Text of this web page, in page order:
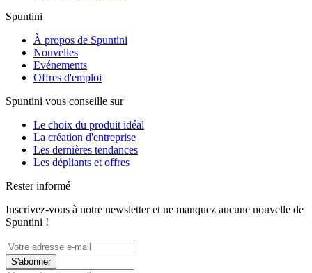
Spuntini
À propos de Spuntini
Nouvelles
Evénements
Offres d'emploi
Spuntini vous conseille sur
Le choix du produit idéal
La création d'entreprise
Les dernières tendances
Les dépliants et offres
Rester informé
Inscrivez-vous à notre newsletter et ne manquez aucune nouvelle de
Spuntini !
S'abonner